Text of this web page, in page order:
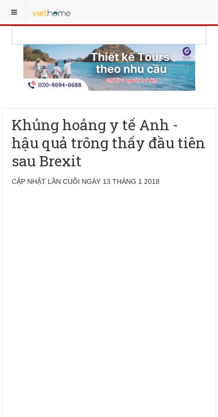
Khủng hoảng y tế Anh -
hậu quả trông thấy đầu tiên
sau Brexit
CẬP NHẬT LẦN CUỐI NGÀY 13 THÁNG 1 2018